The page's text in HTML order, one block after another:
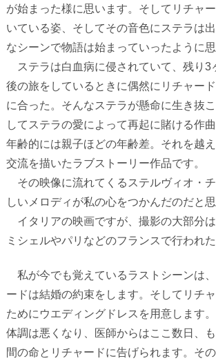
が始まった様に思います。そしてリチャ
いている姿、そしてその音色にステラは
なシーンで物語は始まっていったように思
ステラは白血病に侵されていて、残り3
後の旅をしているときに偶然にリチャー
に合った。そんなステラが懸命に生き抜
してステラの愛によって再起に賭ける作曲
年齢的には親子ほどの年齢差。それを越
交流を描いたラブストーリー作品です。
その映像に流れてくるステルヴィオ・
しいメロディが私の心をつかんだのだと思
イタリアの映画ですが、撮影の大部分
ミシェルやパリなどのフランスで行われた
私が今でも覚えているラストシーンは
ードは結婚の約束をします。そしてリチ
ためにウエディングドレスを用意します
体調は悪くなり、医師からはここ数日、
間の命とリチャードに告げられます。そ